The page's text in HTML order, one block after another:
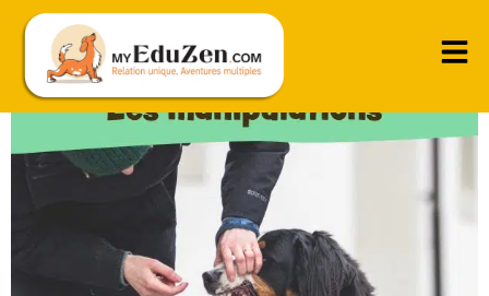
Démarrer les premières manipulations en douceur